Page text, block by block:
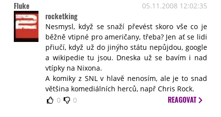
Fluke 05.11.2008 12:02:35
rocketking
Nesmysl, když se snaží převést skoro vše co je
běžně vtipné pro američany, třeba? Jen ať se lidi
přiučí, když už do jinýho státu nepůjdou, google
a wikipedie tu jsou. Dneska už se bavím i nad
vtípky na Nixona.
A komiky z SNL v hlavě nenosím, ale je to snad
většina komediálních herců, např Chris Rock.
0
0 REAGOVAT